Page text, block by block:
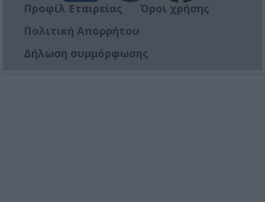
Προφίλ Εταιρείας
Όροι χρήσης
Πολιτική Απορρήτου
Δήλωση συμμόρφωσης